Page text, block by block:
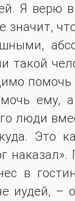
Я верю
значит,
такой
помочь
ему,
люди
Это
в
иудей, –